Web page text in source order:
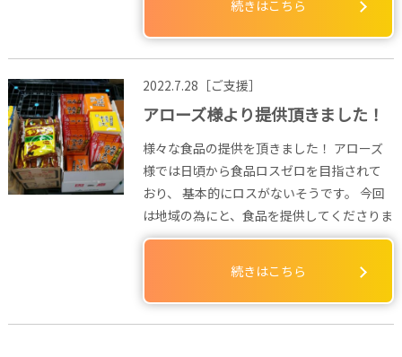
続きはこちら
2022.7.28［ご支援］
アローズ様より提供頂きました！
様々な食品の提供を頂きました！ アローズ
様では日頃から食品ロスゼロを目指されて
おり、 基本的にロスがないそうです。 今回
は地域の為にと、食品を提供してくださりま
続きはこちら